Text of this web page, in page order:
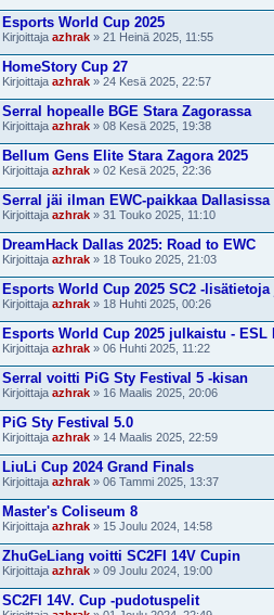
Esports World Cup 2025
Kirjoittaja azhrak » 21 Heinä 2025, 11:55
HomeStory Cup 27
Kirjoittaja azhrak » 24 Kesä 2025, 22:57
Serral hopealle BGE Stara Zagorassa
Kirjoittaja azhrak » 08 Kesä 2025, 19:38
Bellum Gens Elite Stara Zagora 2025
Kirjoittaja azhrak » 02 Kesä 2025, 22:36
Serral jäi ilman EWC-paikkaa Dallasissa
Kirjoittaja azhrak » 31 Touko 2025, 11:10
DreamHack Dallas 2025: Road to EWC
Kirjoittaja azhrak » 18 Touko 2025, 21:03
Esports World Cup 2025 SC2 -
Kirjoittaja azhrak » 18 Huhti 2025, 00:26
Esports World Cup 2025 julkaistu - ESL
Kirjoittaja azhrak » 06 Huhti 2025, 11:22
Serral voitti PiG Sty Festival 5 -kisan
Kirjoittaja azhrak » 16 Maalis 2025, 20:06
PiG Sty Festival 5.0
Kirjoittaja azhrak » 14 Maalis 2025, 22:59
LiuLi Cup 2024 Grand Finals
Kirjoittaja azhrak » 06 Tammi 2025, 13:37
Master's Coliseum 8
Kirjoittaja azhrak » 15 Joulu 2024, 14:58
ZhuGeLiang voitti SC2FI 14V Cupin
Kirjoittaja azhrak » 09 Joulu 2024, 19:00
SC2FI 14V. Cup -pudotuspelit